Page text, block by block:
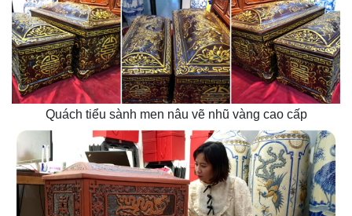
Quách tiểu sành men nâu vẽ nhũ vàng cao cấp